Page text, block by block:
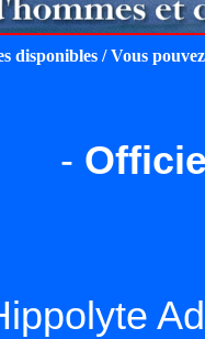
disponibles / Vous
-